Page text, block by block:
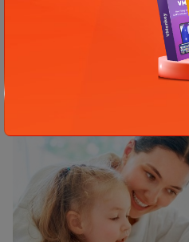
Luôn mang theo
cho bé ra ngoài để
Mẹ hãy để ý bé,
mũi miệng. Không